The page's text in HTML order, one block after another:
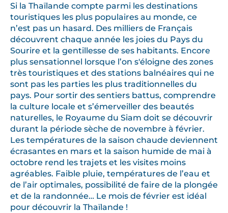
Si la Thaïlande compte parmi les destinations
touristiques les plus populaires au monde, ce
n’est pas un hasard. Des milliers de Français
découvrent chaque année les joies du Pays du
Sourire et la gentillesse de ses habitants. Encore
plus sensationnel lorsque l’on s'éloigne des zones
très touristiques et des stations balnéaires qui ne
sont pas les parties les plus traditionnelles du
pays. Pour sortir des sentiers battus, comprendre
la culture locale et s’émerveiller des beautés
naturelles, le Royaume du Siam doit se découvrir
durant la période sèche de novembre à février.
Les températures de la saison chaude deviennent
écrasantes en mars et la saison humide de mai à
octobre rend les trajets et les visites moins
agréables. Faible pluie, températures de l’eau et
de l’air optimales, possibilité de faire de la plongée
et de la randonnée… Le mois de février est idéal
pour découvrir la Thaïlande !